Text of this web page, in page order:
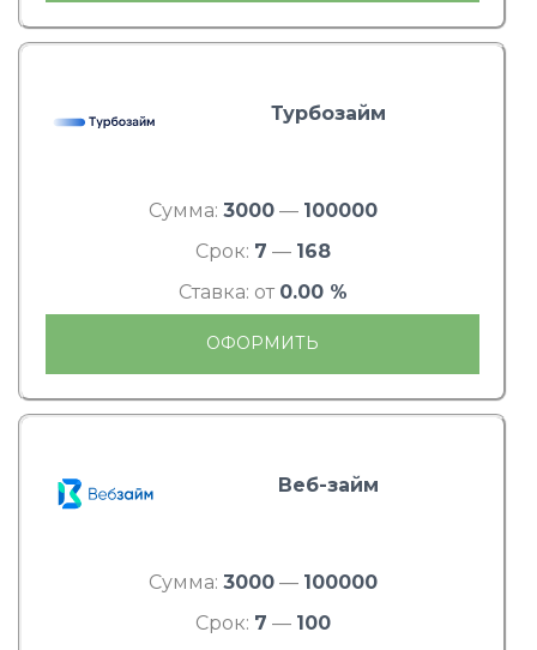
Турбозайм
Сумма: 3000— 100000
Срок: 7 — 168
Ставка: от 0.00 %
ОФОРМИТЬ
Веб-займ
Сумма: 3000— 100000
Срок: 7 — 100